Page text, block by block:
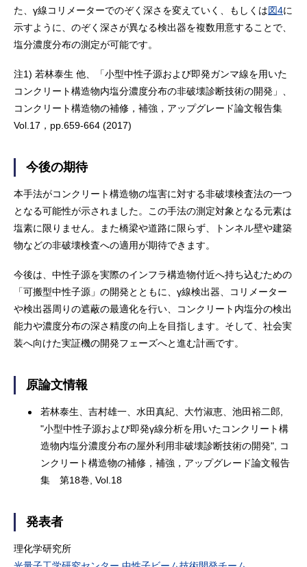
た、γ線コリメーターでのぞく深さを変えていく、もしくは図4に
示すように、のぞく深さが異なる検出器を複数用意することで、
塩分濃度分布の測定が可能です。
注1) 若林泰生 他、「小型中性子源および即発ガンマ線を用いた
コンクリート構造物内塩分濃度分布の非破壊診断技術の開発」、
コンクリート構造物の補修，補強，アップグレード論文報告集
Vol.17，pp.659-664 (2017)
今後の期待
本手法がコンクリート構造物の塩害に対する非破壊検査法の一つ
となる可能性が示されました。この手法の測定対象となる元素は
塩素に限りません。また橋梁や道路に限らず、トンネル壁や建築
物などの非破壊検査への適用が期待できます。
今後は、中性子源を実際のインフラ構造物付近へ持ち込むための
「可搬型中性子源」の開発とともに、γ線検出器、コリメーター
や検出器周りの遮蔽の最適化を行い、コンクリート内塩分の検出
能力や濃度分布の深さ精度の向上を目指します。そして、社会実
装へ向けた実証機の開発フェーズへと進む計画です。
原論文情報
若林泰生、吉村雄一、水田真紀、大竹淑恵、池田裕二郎,
"小型中性子源および即発γ線分析を用いたコンクリート構
造物内塩分濃度分布の屋外利用非破壊診断技術の開発", コ
ンクリート構造物の補修，補強，アップグレード論文報告
集 第18巻, Vol.18
発表者
理化学研究所